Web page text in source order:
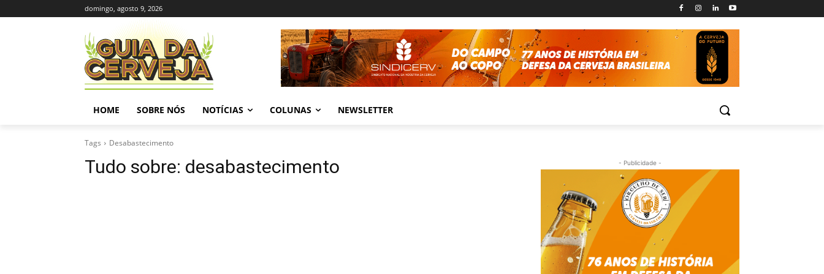
domingo, agosto 9, 2026
HOME SOBRE NÓS NOTÍCIAS COLUNAS NEWSLETTER
Tags Desabastecimento
Tudo sobre: desabastecimento - Publicidade -